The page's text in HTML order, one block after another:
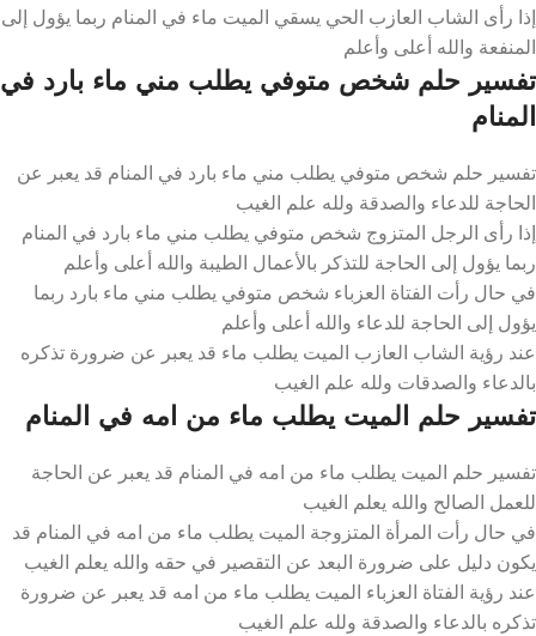
إذا رأى الشاب العازب الحي يسقي الميت ماء في المنام ربما يؤول إلى
المنفعة والله أعلى وأعلم
تفسير حلم شخص متوفي يطلب مني ماء بارد في
المنام
تفسير حلم شخص متوفي يطلب مني ماء بارد في المنام قد يعبر عن
الحاجة للدعاء والصدقة ولله علم الغيب
إذا رأى الرجل المتزوج شخص متوفي يطلب مني ماء بارد في المنام
ربما يؤول إلى الحاجة للتذكر بالأعمال الطيبة والله أعلى وأعلم
في حال رأت الفتاة العزباء شخص متوفي يطلب مني ماء بارد ربما
يؤول إلى الحاجة للدعاء والله أعلى وأعلم
عند رؤية الشاب العازب الميت يطلب ماء قد يعبر عن ضرورة تذكره
بالدعاء والصدقات ولله علم الغيب
تفسير حلم الميت يطلب ماء من امه في المنام
تفسير حلم الميت يطلب ماء من امه في المنام قد يعبر عن الحاجة
للعمل الصالح والله يعلم الغيب
في حال رأت المرأة المتزوجة الميت يطلب ماء من امه في المنام قد
يكون دليل على ضرورة البعد عن التقصير في حقه والله يعلم الغيب
عند رؤية الفتاة العزباء الميت يطلب ماء من امه قد يعبر عن ضرورة
تذكره بالدعاء والصدقة ولله علم الغيب